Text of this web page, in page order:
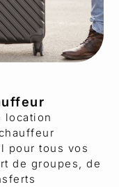
location
pour tous vos
de groupes, de